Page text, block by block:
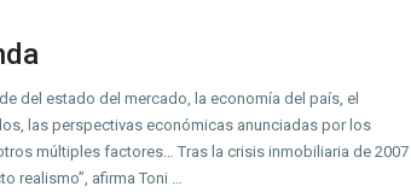
del estado del mercado, la economía del país, el
las perspectivas económicas anunciadas por los
múltiples factores… Tras la crisis inmobiliaria de 2007
realismo”, afirma Toni …